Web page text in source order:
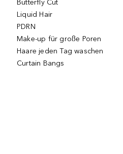
Butterfly Cut
Liquid Hair
PDRN
Make-up für große Poren
Haare jeden Tag waschen
Curtain Bangs